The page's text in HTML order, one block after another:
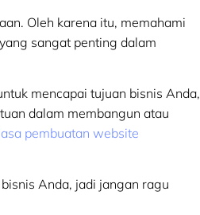
Oleh karena itu, memahami
sangat penting dalam
mencapai tujuan bisnis Anda,
dalam membangun atau
pembuatan website
Anda, jadi jangan ragu